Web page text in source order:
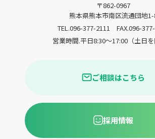
〒862-0967
熊本県熊本市南区流通団地
TEL.096-377-2111
FAX.096-
営業時間.平日8:30〜17:00（土日を
ご相談はこちら
採用情報